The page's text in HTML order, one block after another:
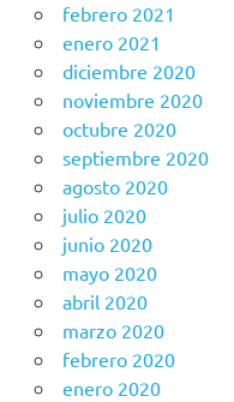
febrero 2021
enero 2021
diciembre 2020
noviembre 2020
octubre 2020
septiembre 2020
agosto 2020
julio 2020
junio 2020
mayo 2020
abril 2020
marzo 2020
febrero 2020
enero 2020